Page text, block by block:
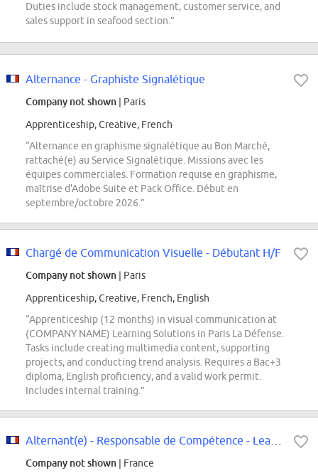
Duties include stock management, customer service, and
sales support in seafood section.”
Alternance - Graphiste Signalétique
Company not shown | Paris
Apprenticeship, Creative, French
“Alternance en graphisme signalétique au Bon Marché,
rattaché(e) au Service Signalétique. Missions avec les
équipes commerciales. Formation requise en graphisme,
maîtrise d'Adobe Suite et Pack Office. Début en
septembre/octobre 2026.”
Chargé de Communication Visuelle - Débutant H/F
Company not shown | Paris
Apprenticeship, Creative, French, English
“Apprenticeship (12 months) in visual communication at
(COMPANY NAME) Learning Solutions in Paris La Défense.
Tasks include creating multimedia content, supporting
projects, and conducting trend analysis. Requires a Bac+3
diploma, English proficiency, and a valid work permit.
Includes internal training.”
Company not shown | France